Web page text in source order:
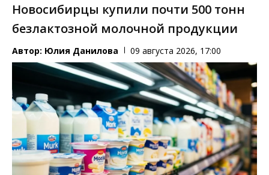
Новосибирцы купили почти 500 тонн
безлактозной молочной продукции
Автор: Юлия Данилова 09 августа 2026, 17:00